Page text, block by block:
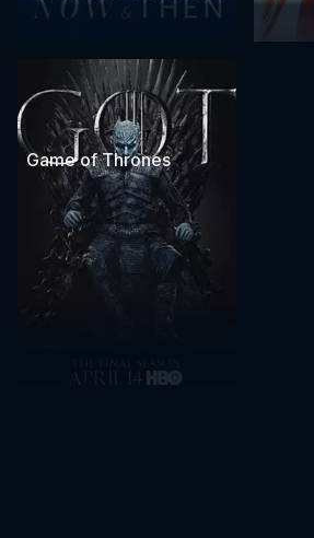
Game of Thrones